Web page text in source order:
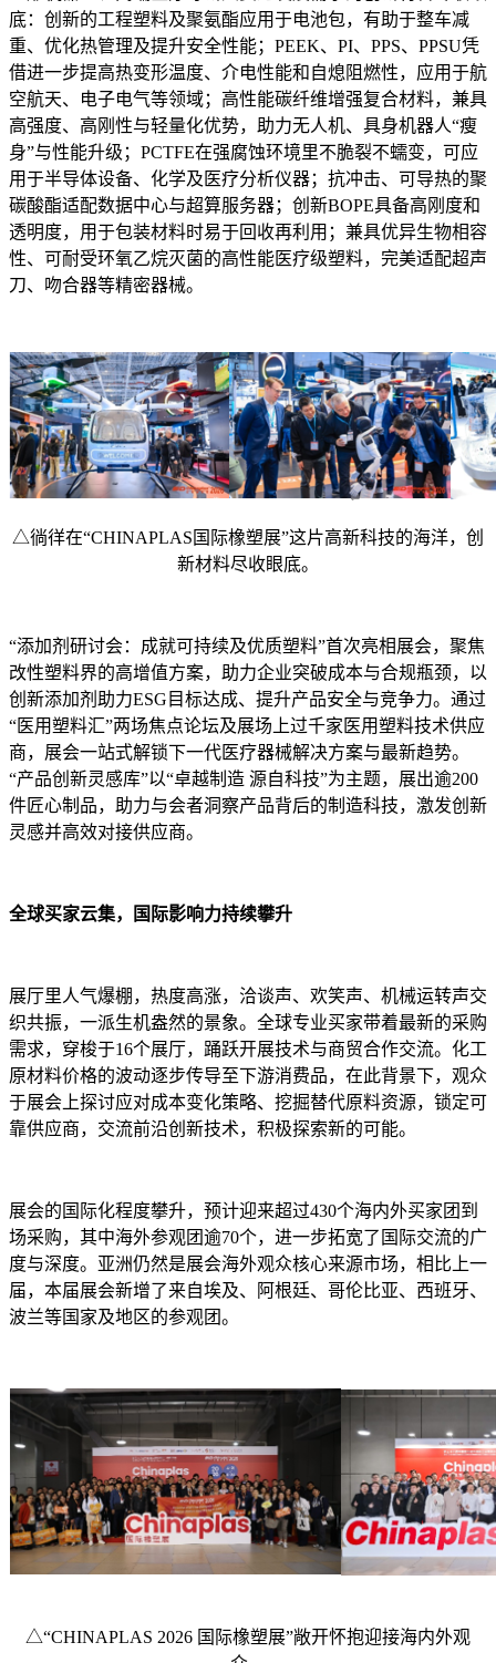
底：创新的工程塑料及聚氨酯应用于电池包，有助于整车减
重、优化热管理及提升安全性能；PEEK、PI、PPS、PPSU凭
借进一步提高热变形温度、介电性能和自熄阻燃性，应用于航
空航天、电子电气等领域；高性能碳纤维增强复合材料，兼具
高强度、高刚性与轻量化优势，助力无人机、具身机器人“瘦
身”与性能升级；PCTFE在强腐蚀环境里不脆裂不蠕变，可应
用于半导体设备、化学及医疗分析仪器；抗冲击、可导热的聚
碳酸酯适配数据中心与超算服务器；创新BOPE具备高刚度和
透明度，用于包装材料时易于回收再利用；兼具优异生物相容
性、可耐受环氧乙烷灭菌的高性能医疗级塑料，完美适配超声
刀、吻合器等精密器械。
△徜徉在“CHINAPLAS国际橡塑展”这片高新科技的海洋，创
新材料尽收眼底。
“添加剂研讨会：成就可持续及优质塑料”首次亮相展会，聚焦
改性塑料界的高增值方案，助力企业突破成本与合规瓶颈，以
创新添加剂助力ESG目标达成、提升产品安全与竞争力。通过
“医用塑料汇”两场焦点论坛及展场上过千家医用塑料技术供应
商，展会一站式解锁下一代医疗器械解决方案与最新趋势。
“产品创新灵感库”以“卓越制造 源自科技”为主题，展出逾200
件匠心制品，助力与会者洞察产品背后的制造科技，激发创新
灵感并高效对接供应商。
全球买家云集，国际影响力持续攀升
展厅里人气爆棚，热度高涨，洽谈声、欢笑声、机械运转声交
织共振，一派生机盎然的景象。全球专业买家带着最新的采购
需求，穿梭于16个展厅，踊跃开展技术与商贸合作交流。化工
原材料价格的波动逐步传导至下游消费品，在此背景下，观众
于展会上探讨应对成本变化策略、挖掘替代原料资源，锁定可
靠供应商，交流前沿创新技术，积极探索新的可能。
展会的国际化程度攀升，预计迎来超过430个海内外买家团到
场采购，其中海外参观团逾70个，进一步拓宽了国际交流的广
度与深度。亚洲仍然是展会海外观众核心来源市场，相比上一
届，本届展会新增了来自埃及、阿根廷、哥伦比亚、西班牙、
波兰等国家及地区的参观团。
△“CHINAPLAS 2026 国际橡塑展”敞开怀抱迎接海内外观